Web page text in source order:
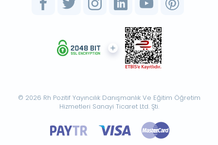
© 2026 Rh Pozitif Yayıncılık Danışmanlık Ve Eğitim Öğretim
Hizmetleri Sanayi Ticaret Ltd. Şti.